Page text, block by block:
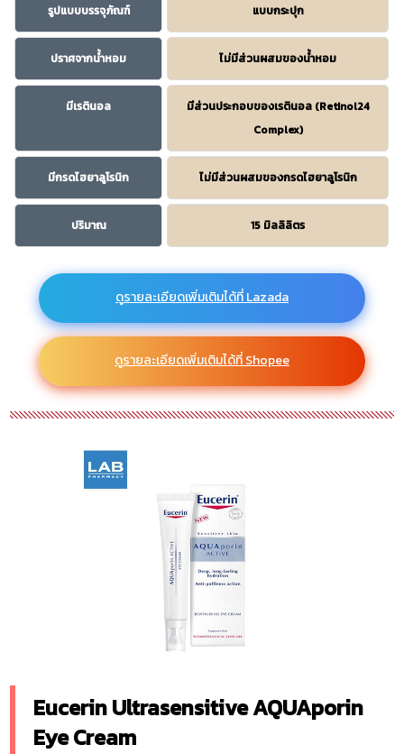
รูปแบบบรรจุภัณฑ์ แบบกระปุก
ปราศจากน้ำหอม ไม่มีส่วนผสมของน้ำหอม
มีเรตินอล
มีส่วนประกอบของเรตินอล (Retinol24
Complex)
มีกรดไฮยาลูโรนิก ไม่มีส่วนผสมของกรดไฮยาลูโรนิก
ปริมาณ 15 มิลลิลิตร
ดูรายละเอียดเพิ่มเติมได้ที่ Lazada
ดูรายละเอียดเพิ่มเติมได้ที่ Shopee
Eucerin Ultrasensitive AQUAporin
Eye Cream